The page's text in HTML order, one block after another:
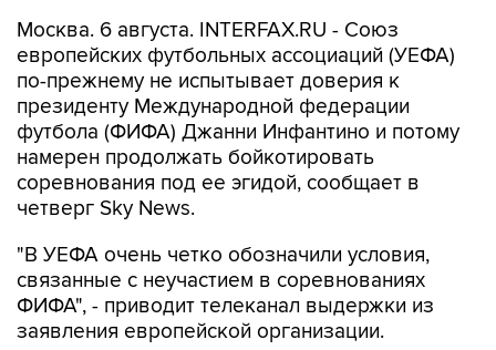
Москва. 6 августа. INTERFAX.RU - Союз
европейских футбольных ассоциаций (УЕФА)
по-прежнему не испытывает доверия к
президенту Международной федерации
футбола (ФИФА) Джанни Инфантино и потому
намерен продолжать бойкотировать
соревнования под ее эгидой, сообщает в
четверг Sky News.
"В УЕФА очень четко обозначили условия,
связанные с неучастием в соревнованиях
ФИФА", - приводит телеканал выдержки из
заявления европейской организации.